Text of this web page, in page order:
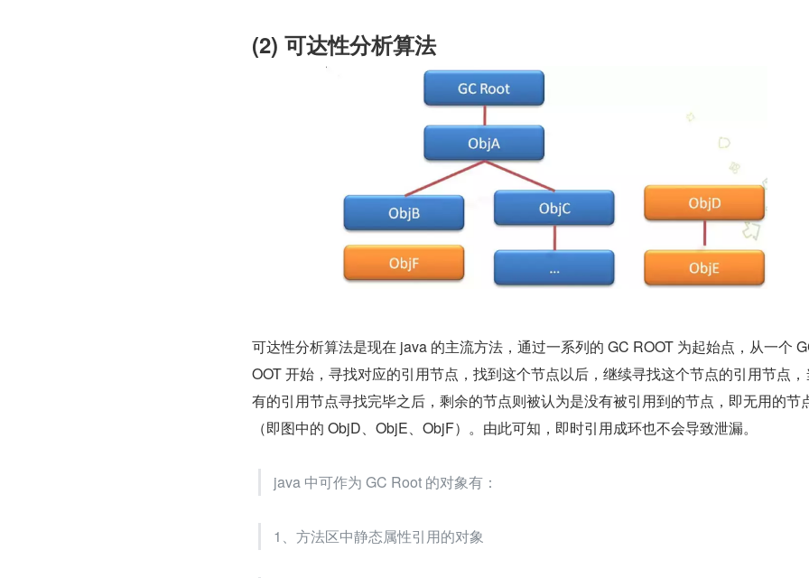
(2) 可达性分析算法
可达性分析算法是现在 java 的主流方法，通过一系列的 GC ROOT 为起始点，从一个
OOT 开始，寻找对应的引用节点，找到这个节点以后，继续寻找这个节点的引用节点
有的引用节点寻找完毕之后，剩余的节点则被认为是没有被引用到的节点，即无用的节
（即图中的 ObjD、ObjE、ObjF）。由此可知，即时引用成环也不会导致泄漏。
java 中可作为 GC Root 的对象有：
1、方法区中静态属性引用的对象